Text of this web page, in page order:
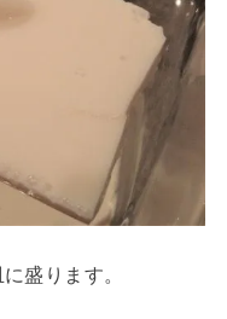
盛ります。